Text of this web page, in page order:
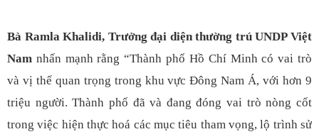
Bà Ramla Khalidi, Trưởng đại diện thường trú UNDP Việt
Nam nhấn mạnh rằng “Thành phố Hồ Chí Minh có vai trò
và vị thế quan trọng trong khu vực Đông Nam Á, với hơn 9
triệu người. Thành phố đã và đang đóng vai trò nòng cốt
trong việc hiện thực hoá các mục tiêu tham vọng, lộ trình sử